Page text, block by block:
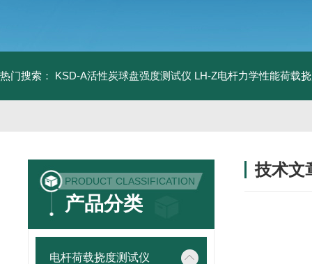
热门搜索： KSD-A活性炭球盘强度测试仪 LH-Z电杆力学性能荷载
PRODUCT CLASSIFICATION
产品分类
电杆荷载挠度测试仪
技术文